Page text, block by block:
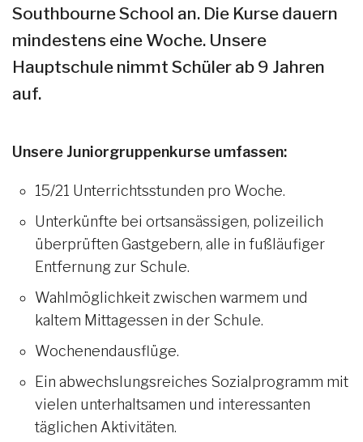
Southbourne School an. Die Kurse dauern
mindestens eine Woche. Unsere
Hauptschule nimmt Schüler ab 9 Jahren
auf.
Unsere Juniorgruppenkurse umfassen:
15/21 Unterrichtsstunden pro Woche.
Unterkünfte bei ortsansässigen, polizeilich
überprüften Gastgebern, alle in fußläufiger
Entfernung zur Schule.
Wahlmöglichkeit zwischen warmem und
kaltem Mittagessen in der Schule.
Wochenendausflüge.
Ein abwechslungsreiches Sozialprogramm mit
vielen unterhaltsamen und interessanten
täglichen Aktivitäten.